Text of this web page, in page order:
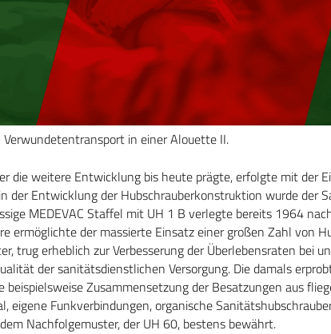
in einer Alouette II.
die weitere Entwicklung bis heute prägte, erfolgte mit der
der Entwicklung der Hubschrauberkonstruktion wurde der
MEDEVAC Staffel mit UH 1 B verlegte bereits 1964
ermöglichte der massierte Einsatz einer großen Zahl von
trug erheblich zur Verbesserung der Überlebensraten bei
der sanitätsdienstlichen Versorgung. Die damals
Zusammensetzung der Besatzungen aus
eigene Funkverbindungen, organische
Nachfolgemuster, der UH 60, bestens bewährt.